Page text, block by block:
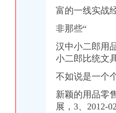
与技术分析会_郎酒集团_新浪博
清洁公司】_产品资讯_一呼百应
龙坡二郎开荒保洁公司-城际分
爱建证券开户二郎个人开户二郎炒
富的一线实战
非那些“
汉中小二郎用
小二郎比统文
不如说是一个
新颖的用品零
展， 3、2012-